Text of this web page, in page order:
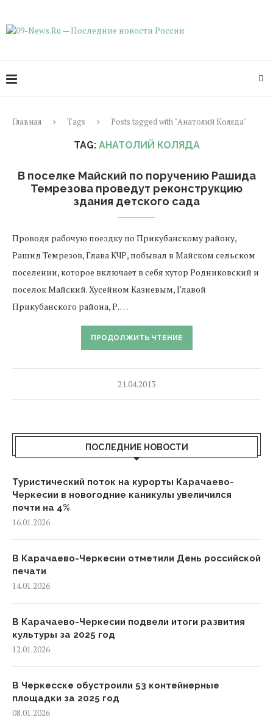
Главная Tags Posts tagged with "Анатолий Коляда"
TAG: АНАТОЛИЙ КОЛЯДА
В поселке Майский по поручению Рашида
Темрезова проведут реконструкцию
здания детского сада
Проводя рабочую поездку по Прикубанскому району,
Рашид Темрезов, Глава КЧР, побывал в Майском сельском
поселении, которое включает в себя хутор Родниковский и
поселок Майский. Хусейном Казиевым, Главой
Прикубанского района, Р. …
ПРОДОЛЖИТЬ ЧТЕНИЕ
21.04.2013
ПОСЛЕДНИЕ НОВОСТИ
Туристический поток на курорты Карачаево-
Черкесии в новогодние каникулы увеличился
почти на 4%
16.01.2026
В Карачаево-Черкесии отметили День российской
печати
14.01.2026
В Карачаево-Черкесии подвели итоги развития
культуры за 2025 год
12.01.2026
В Черкесске обустроили 53 контейнерные
площадки за 2025 год
08.01.2026